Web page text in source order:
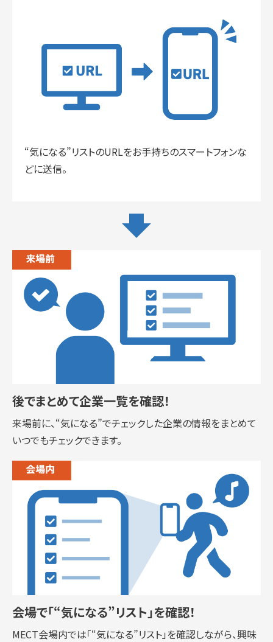
“気になる”リストのURLをお手持ちのスマートフォンな
どに送信。
後でまとめて企業一覧を確認！
来場前に、“気になる”でチェックした企業の情報をまとめて
いつでもチェックできます。
会場で「“気になる”リスト」を確認！
MECT会場内では「“気になる”リスト」を確認しながら、興味